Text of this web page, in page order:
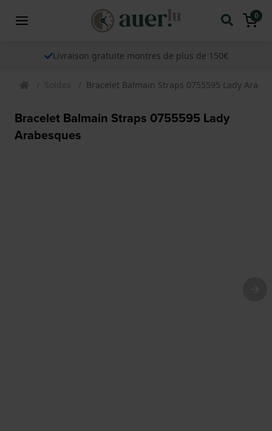
0
Livraison gratuite montres de plus de 150€
Soldes Bracelet Balmain Straps 0755595 Lady
Bracelet Balmain Straps 0755595 Lady
Arabesques